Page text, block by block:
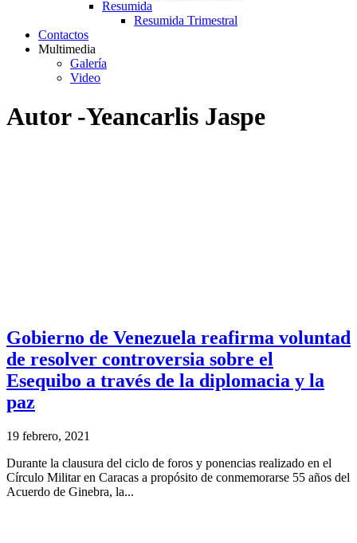
Resumida
Resumida Trimestral
Contactos
Multimedia
Galería
Video
Autor -Yeancarlis Jaspe
Gobierno de Venezuela reafirma voluntad
de resolver controversia sobre el
Esequibo a través de la diplomacia y la
paz
19 febrero, 2021
Durante la clausura del ciclo de foros y ponencias realizado en el
Círculo Militar en Caracas a propósito de conmemorarse 55 años del
Acuerdo de Ginebra, la...